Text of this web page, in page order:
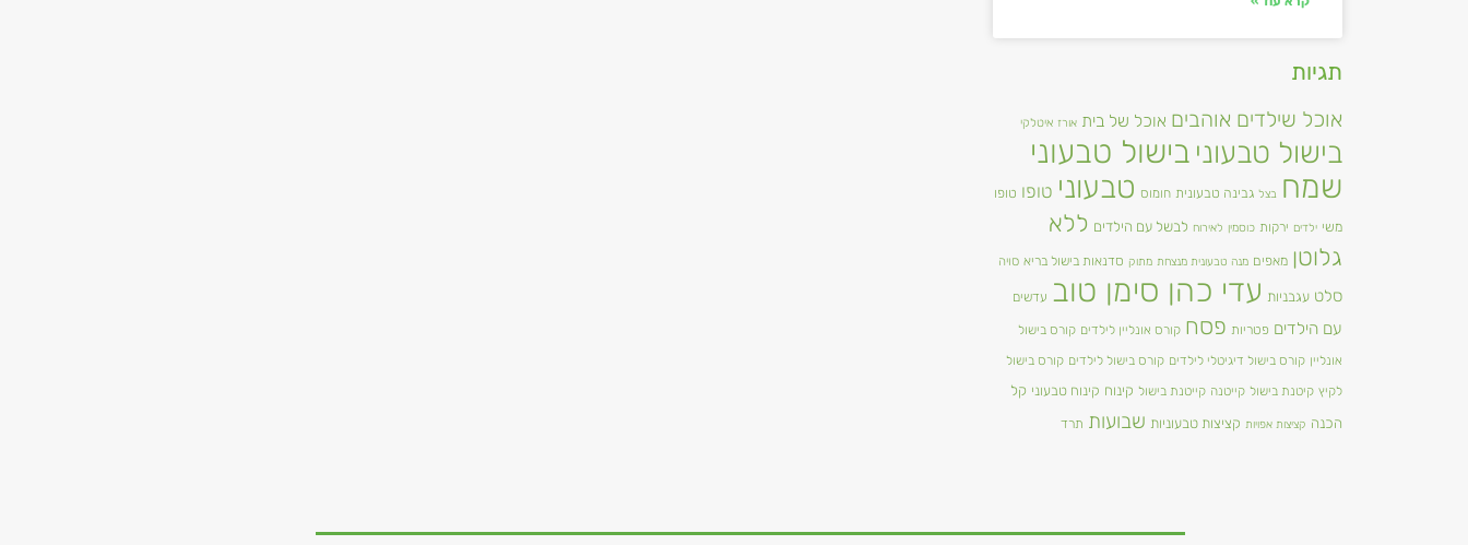
תגיות
אוכל שילדים אוהבים אוכל של בית אורז איטלקי
בישול טבעוני בישול טבעוני
שמח בצל גבינה טבעונית חומוס טבעוני טופו טופו
משי ילדים ירקות כוסמין לאירוח לבשל עם הילדים ללא
גלוטן מאפים מנה טבעונית מנצחת מתוק סדנאות בישול בריא סויה
סלט עגבניות עדי כהן סימן טוב עדשים
עם הילדים פטריות פסח קורס אונליין לילדים קורס בישול
אונליין קורס בישול דיגיטלי לילדים קורס בישול לילדים קורס בישול
לקיץ קיטנת בישול קייטנה קייטנת בישול קינוח קינוח טבעוני קל
הכנה קציצות אפויות קציצות טבעוניות שבועות תרד